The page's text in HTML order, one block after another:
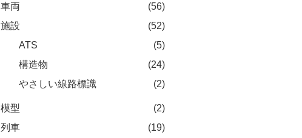
車両
(56)
施設
(52)
ATS
(5)
構造物
(24)
やさしい線路標識
(2)
模型
(2)
列車
(19)